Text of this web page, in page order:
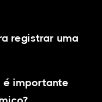
registrar uma
é importante